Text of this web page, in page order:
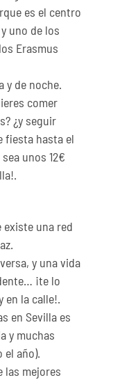
es el centro
uno de los
Erasmus
y de noche.
comer
¿y seguir
fiesta hasta el
unos 12€
existe una red
y una vida
¡te lo
en la calle!.
en Sevilla es
y muchas
el año).
las mejores